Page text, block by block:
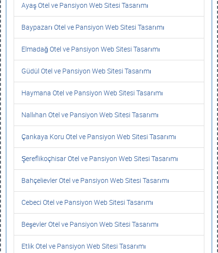
Ayaş Otel ve Pansiyon Web Sitesi Tasarımı
Baypazarı Otel ve Pansiyon Web Sitesi Tasarımı
Elmadağ Otel ve Pansiyon Web Sitesi Tasarımı
Güdül Otel ve Pansiyon Web Sitesi Tasarımı
Haymana Otel ve Pansiyon Web Sitesi Tasarımı
Nallıhan Otel ve Pansiyon Web Sitesi Tasarımı
Çankaya Koru Otel ve Pansiyon Web Sitesi Tasarımı
Şereflikoçhisar Otel ve Pansiyon Web Sitesi Tasarımı
Bahçelievler Otel ve Pansiyon Web Sitesi Tasarımı
Cebeci Otel ve Pansiyon Web Sitesi Tasarımı
Beşevler Otel ve Pansiyon Web Sitesi Tasarımı
Etlik Otel ve Pansiyon Web Sitesi Tasarımı